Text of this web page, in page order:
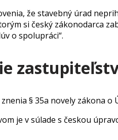
že stavebný úrad
si český zákonodarca
o spolupráci“.
§ 35a novely zákona
je v súlade s českou